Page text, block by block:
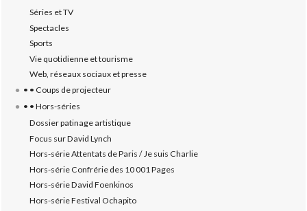
Séries et TV
Spectacles
Sports
Vie quotidienne et tourisme
Web, réseaux sociaux et presse
• • Coups de projecteur
• • Hors-séries
Dossier patinage artistique
Focus sur David Lynch
Hors-série Attentats de Paris / Je suis Charlie
Hors-série Confrérie des 10 001 Pages
Hors-série David Foenkinos
Hors-série Festival Ochapito